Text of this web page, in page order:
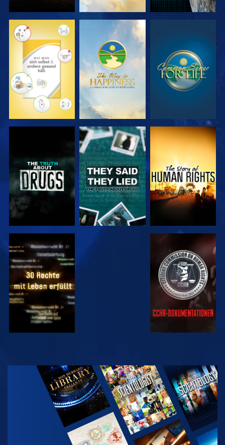
ANSEHEN ANSEHEN ANSEHEN
ANSEHEN ANSEHEN
ANSEHEN ANSEHEN
ANSEHEN
SERIE
ENTDECKEN